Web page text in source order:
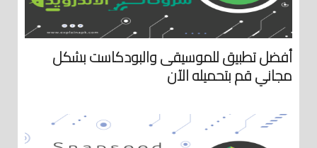
أفضل تطبيق للموسيقى والبودكاست بشكل
مجاني قم بتحميله الآن